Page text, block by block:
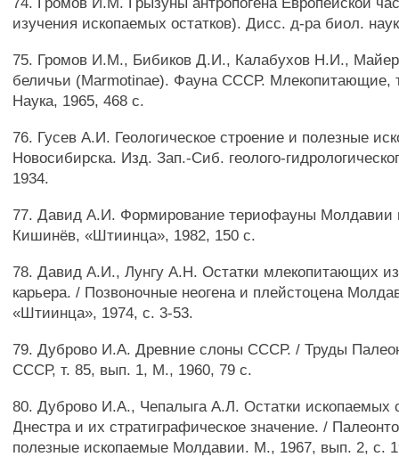
изучения ископаемых остатков). Дисс. д-ра биол.
75. Громов И.М., Бибиков Д.И., Калабухов Н.И.,
беличьи (Marmotinae). Фауна СССР. Млекопитающие,
Наука, 1965, 468 с.
76. Гусев А.И. Геологическое строение и полезные
Новосибирска. Изд. Зап.-Сиб. геолого-
1934.
77. Давид А.И. Формирование териофауны Молдавии
Кишинёв, «Штиинца», 1982, 150 с.
78. Давид А.И., Лунгу А.Н. Остатки млекопитающих из
карьера. / Позвоночные неогена и плейстоцена
«Штиинца», 1974, с. 3-53.
79. Дуброво И.А. Древние слоны СССР. / Труды
СССР, т. 85, вып. 1, М., 1960, 79 с.
80. Дуброво И.А., Чепалыга А.Л. Остатки ископаемых
Днестра и их стратиграфическое значение. /
полезные ископаемые Молдавии. М., 1967, вып. 2, с.